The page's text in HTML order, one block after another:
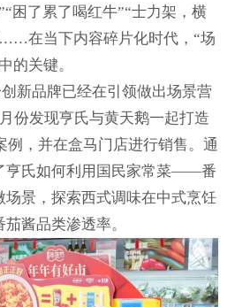
了累了喝红牛”“士力架，横
在当下内容碎片化时代，“场
的关键。
新品牌已经在引领做出场景营
份发现亨氏与黄天鹅一起打造
例，并在盒马门店进行销售。通
亨氏如何利用国民家常菜——番
景，探索西式调味在中式烹饪
酱品类渗透率。